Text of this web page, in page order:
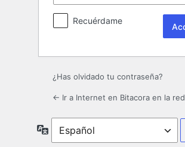
Recuérdame
¿Has olvidado tu contraseña?
← Ir a Internet en Bitacora en la red
Idioma